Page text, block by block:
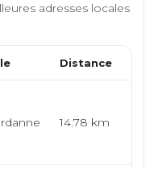
adresses locales
Distance
14.78 km